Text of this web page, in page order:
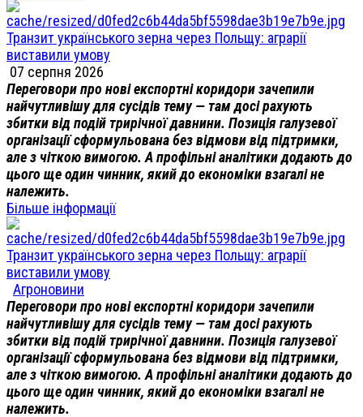
Транзит українського зерна через Польщу: аграрії
виставили умову
07 серпня 2026
Переговори про нові експортні коридори зачепили
найчутливішу для сусідів тему — там досі рахують
збитки від подій трирічної давнини. Позиція галузевої
організації сформульована без відмови від підтримки,
але з чіткою вимогою. А профільні аналітики додають до
цього ще один чинник, який до економіки взагалі не
належить.
Більше інформації
Транзит українського зерна через Польщу: аграрії
виставили умову
Агроновини
Переговори про нові експортні коридори зачепили
найчутливішу для сусідів тему — там досі рахують
збитки від подій трирічної давнини. Позиція галузевої
організації сформульована без відмови від підтримки,
але з чіткою вимогою. А профільні аналітики додають до
цього ще один чинник, який до економіки взагалі не
належить.